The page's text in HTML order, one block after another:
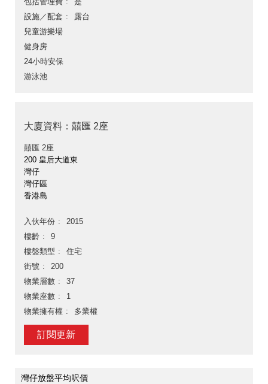
設施／配套
露台
兒童游樂場
健身房
24小時安保
游泳池
大廈資料：囍匯 2座
囍匯 2座
200 皇后大道東
灣仔
灣仔區
香港島
入伙年份
2015
樓齡
9
樓盤類型
住宅
街號
200
物業層數
37
物業座數
1
物業擁有權
多業權
訂閱更新
灣仔放盤平均呎價